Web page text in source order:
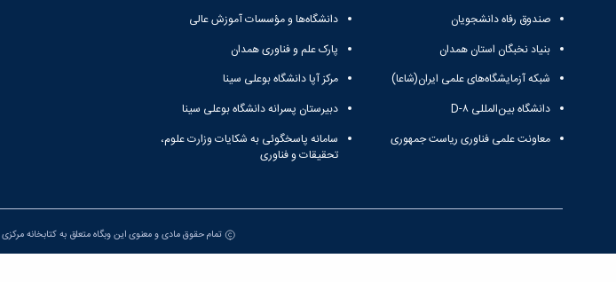
صندوق رفاه دانشجویان
بنیاد نخبگان استان همدان
شبکه آزمایشگاه‌های علمی ایران(شاعا)
دانشگاه بین‌المللی D-۸
معاونت علمی فناوری ریاست جمهوری
دانشگاه‌ها و مؤسسات آموزش عالی
پارک علم و فناوری همدان
مرکز آپا دانشگاه بوعلی سینا
دبیرستان پسرانه دانشگاه بوعلی سینا
سامانه پاسخگوئی به شکایات وزارت علوم،
تحقیقات و فناوری
تمام حقوق مادی و معنوی این وبگاه متعلق به کتابخانه